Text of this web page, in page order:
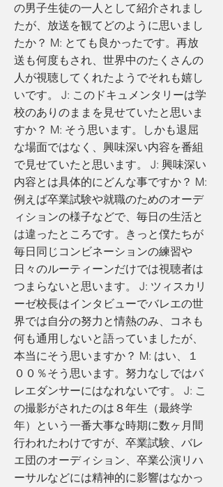
の男子生徒の一人として紹介されまし
たが、放送を観てどのように思いまし
たか？ M: とても良かったです。再放
送も何度もされ、世界中のたくさんの
人が視聴してくれたようでそれも嬉し
いです。 J: このドキュメンタリーは学
校のありのままを見せていたと思いま
すか？ M: そう思います。しかも退屈
な場面ではなく、興味深い内容を番組
で見せていたと思います。 J: 興味深い
内容とは具体的にどんな事ですか？ M:
例えば卒業試験や就職のためのオーデ
ィションの様子などで、毎日の生活と
は違ったところです。きっと僕たちが
毎日同じコンビネーションの練習や
日々のルーティーンだけでは視聴者は
つまらないと思います。 J: ツィスカリ
ーゼ校長はインタビューでバレエの世
界では自分の努力と情熱のみ、コネも
何も通用しないと語っていましたが、
本当にそう思いますか？ M: はい、１
００％そう思います。努力なしではバ
レエダンサーにはなれないです。 J: こ
の撮影がされたのは８年生（最終学
年）という一番大事な時期に数ヶ月間
行われたわけですが、卒業試験、バレ
エ団のオーディション、卒業公演リハ
ーサルなどには精神的に影響はなかっ